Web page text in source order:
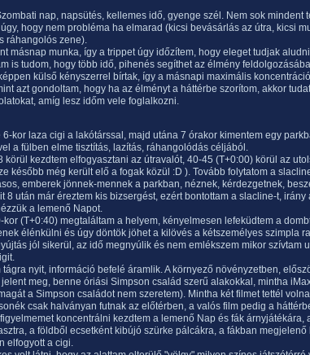
nap, napsütés, kellemes idő, gyenge szél. Nem sok mindent
hogy nem probléma ha elmarad (kicsi bevásárlás az útra, kicsi
ráhangolós zene).
másnap munka, így a trippet úgy időzítem, hogy eleget tudjak
is tudom, hogy több idő, pihenés segíthet az élmény
külső kényszerrel bírtak, így a másnapi maximális
azt gondoltam, hogy ha az élményt a háttérbe szorítom, akkor
amíg lesz időm vele foglalkozni.
6-kor laza cigi a lakótárssal, majd utána 7 órakor kimentem egy
a fülben elme tisztítás, lazítás, ráhangolódás céljából.
körül kezdtem elfogyasztani az útravalót, 40-45 (T+0:00) körül az
később még került elő a fogak közül :D ). Tovább folytatom a
emberek jönnek-mennek a parkban, néznek, kérdezgetnek,
8 után már éreztem kis bizsergést, ezért bontottam a slacline-t, irány
a lemenő Napot.
kor (T+0:40) megtaláltam a helyem, kényelmesen lefeküdtem a
élénkülni és úgy döntök jöhet a kilövés a kétszemélyes szimpla
jól sikerül, az idő megnyúlik és nem emlékszem mikor szívtam
tágra nyit, információ befelé áramlik. A környező növényzetben,
jelent meg, benne óriási Simpson család szerű alakokkal, mintha
a Simpson családot nem szeretem). Mintha két filmet tettél
csak halványan futnak az előtérben, a valós film pedig a
koncentrálni kezdtem a lemenő Nap és fák árnyjátékára,
a földből ecsetként kibújó szürke pálcákra, a fákban
elfogyott a cigi.